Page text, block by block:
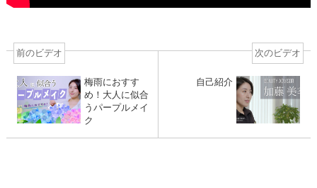
前のビデオ
梅雨におすす
め！大人に似合
うパープルメイ
ク
次のビデオ
自己紹介